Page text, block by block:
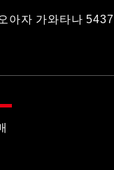
아자 가와타나 5437